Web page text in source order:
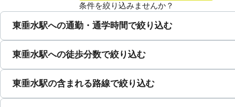
条件を絞り込みませんか？
東垂水駅への通勤・通学時間で絞り込む
東垂水駅への徒歩分数で絞り込む
東垂水駅の含まれる路線で絞り込む